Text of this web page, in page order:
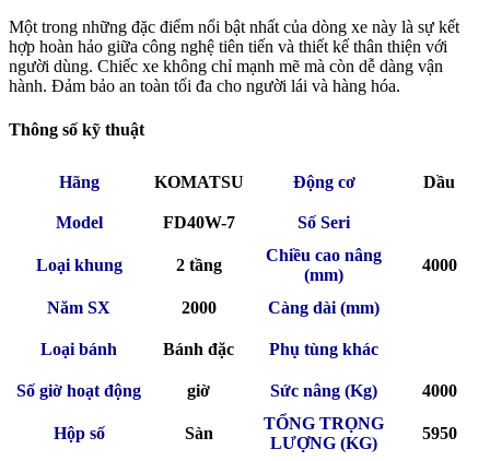
Một trong những đặc điểm nổi bật nhất của dòng xe này là sự kết
hợp hoàn hảo giữa công nghệ tiên tiến và thiết kế thân thiện với
người dùng. Chiếc xe không chỉ mạnh mẽ mà còn dễ dàng vận
hành. Đảm bảo an toàn tối đa cho người lái và hàng hóa.
Thông số kỹ thuật
Hãng KOMATSU Động cơ Dầu
Model FD40W-7 Số Seri
Loại khung 2 tầng
Chiều cao nâng
(mm)
4000
Năm SX 2000 Càng dài (mm)
Loại bánh Bánh đặc Phụ tùng khác
Số giờ hoạt động giờ Sức nâng (Kg) 4000
Hộp số Sàn
TỔNG TRỌNG
LƯỢNG (KG)
5950